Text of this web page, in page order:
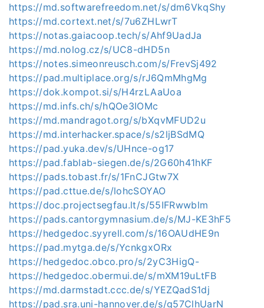
https://md.softwarefreedom.net/s/dm6VkqShy
https://md.cortext.net/s/7u6ZHLwrT
https://notas.gaiacoop.tech/s/Ahf9UadJa
https://md.nolog.cz/s/UC8-dHD5n
https://notes.simeonreusch.com/s/FrevSj492
https://pad.multiplace.org/s/rJ6QmMhgMg
https://dok.kompot.si/s/H4rzLAaUoa
https://md.infs.ch/s/hQOe3IOMc
https://md.mandragot.org/s/bXqvMFUD2u
https://md.interhacker.space/s/s2ljBSdMQ
https://pad.yuka.dev/s/UHnce-og17
https://pad.fablab-siegen.de/s/2G60h41hKF
https://pads.tobast.fr/s/1FnCJGtw7X
https://pad.cttue.de/s/lohcSOYAO
https://doc.projectsegfau.lt/s/55IFRwwblm
https://pads.cantorgymnasium.de/s/MJ-KE3hF5
https://hedgedoc.syyrell.com/s/16OAUdHE9n
https://pad.mytga.de/s/YcnkgxORx
https://hedgedoc.obco.pro/s/2yC3HigQ-
https://hedgedoc.obermui.de/s/mXM19uLtFB
https://md.darmstadt.ccc.de/s/YEZQadS1dj
https://pad.sra.uni-hannover.de/s/g57ClhUarN